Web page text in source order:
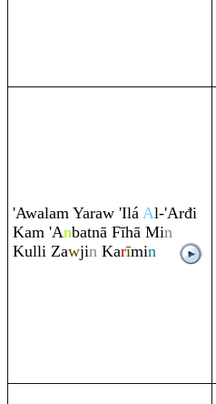
'Awalam Yaraw 'Ilá Al-'Arđi
Kam 'Anbatnā Fīhā Min
Kulli Zawjin Karīmin